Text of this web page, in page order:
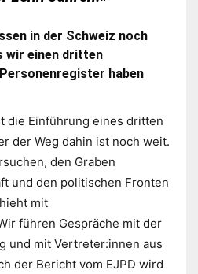
in der Schweiz noch
wir einen dritten
haben
die Einführung eines dritten
der Weg dahin ist noch weit.
den Graben
und den politischen Fronten
mit
führen Gespräche mit der
und mit Vertreter:innen aus
der Bericht vom EJPD wird